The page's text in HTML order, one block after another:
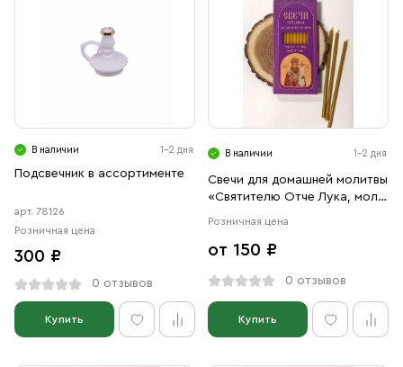
В наличии 1-2 дня
Подсвечник в ассортименте
арт. 78126
Розничная цена
300 ₽
0 отзывов
Купить
В наличии 1-2 дня
Свечи для домашней молитвы
«Святителю Отче Лука, моли
Розничная цена
от 150 ₽
0 отзывов
Купить